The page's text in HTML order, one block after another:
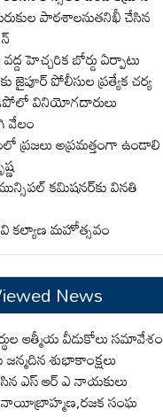
పాఠశాలనుతనిఖీ చేసిన
హెచ్చరిక బోర్డు ఏర్పాటు
పోలీసుల ప్రత్యేక చర్య
వినియోగదారులు
వేలం
ప్రజలు అప్రమత్తంగా ఉండాలి
కమిషనర్‌కు వినతి
కల్యాణ మహోత్సవం
News
ఆత్మీయ వీడుకోలు సమావేశం
శుభాకాంక్షలు
ఎస్ ఆర్ ఎ నాయకులు
నాయీబ్రాహ్మణ,రజక సంఘ